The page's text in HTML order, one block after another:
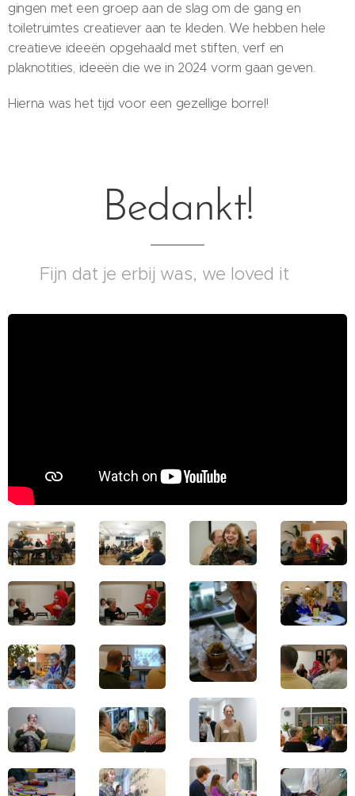
gingen met een groep aan de slag om de gang en
toiletruimtes creatiever aan te kleden. We hebben hele
creatieve ideeën opgehaald met stiften, verf en
plaknotities, ideeën die we in 2024 vorm gaan geven.
Hierna was het tijd voor een gezellige borrel!
Bedankt!
Fijn dat je erbij was, we loved it 🤗